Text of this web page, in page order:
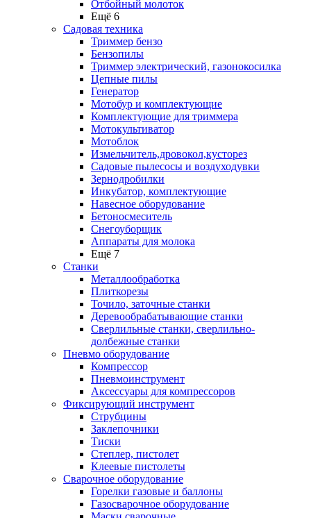
Отбойный молоток
Ещё 6
Садовая техника
Триммер бензо
Бензопилы
Триммер электрический, газонокосилка
Цепные пилы
Генератор
Мотобур и комплектующие
Комплектующие для триммера
Мотокультиватор
Мотоблок
Измельчитель,дровокол,кусторез
Садовые пылесосы и воздуходувки
Зернодробилки
Инкубатор, комплектующие
Навесное оборудование
Бетоносмеситель
Снегоуборщик
Аппараты для молока
Ещё 7
Станки
Металлообработка
Плиткорезы
Точило, заточные станки
Деревообрабатывающие станки
Сверлильные станки, сверлильно-
долбежные станки
Пневмо оборудование
Компрессор
Пневмоинструмент
Аксессуары для компрессоров
Фиксирующий инструмент
Струбцины
Заклепочники
Тиски
Степлер, пистолет
Клеевые пистолеты
Сварочное оборудование
Горелки газовые и баллоны
Газосварочное оборудование